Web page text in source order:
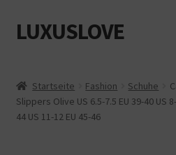
Zur
Navigation
Zum
Inhalt
LUXUSLOVE
Cookie-Richtlinie (EU)
Startseite Fashion Schuhe
Slippers Olive US 6.5-7.5 EU 39-40 US
44 US 11-12 EU 45-46